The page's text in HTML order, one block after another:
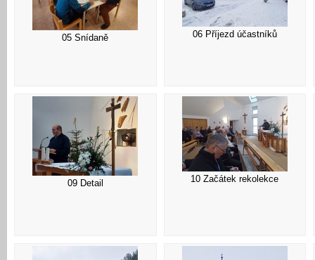
05 Snídaně 06 Příjezd účastníků
09 Detail 10 Začátek rekolekce